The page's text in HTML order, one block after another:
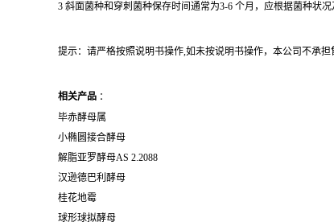
3 斜面菌种和穿刺菌种保存时间通常为3-6 个月，应根据菌种状
提示：请严格按照说明书操作,如未按说明书操作，本公司不承担
相关产品 ：
毕赤酵母属
小椭圆接合酵母
解脂亚罗酵母AS 2.2088
汉逊德巴利酵母
桂花地霉
球形球拟酵母